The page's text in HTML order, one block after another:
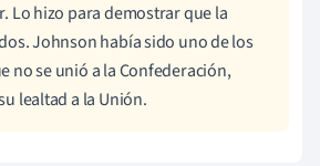
Lo hizo para demostrar que la
Johnson había sido uno de los
no se unió a la Confederación,
lealtad a la Unión.